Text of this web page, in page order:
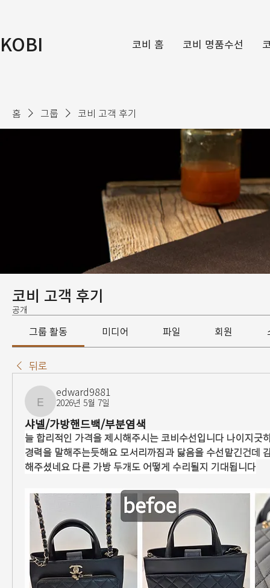
KOBI 코비 홈 코비 명품수선
홈 그룹 코비 고객 후기
코비 고객 후기
공개
그룹 활동 미디어 파일 회원
뒤로
edward9881
edward9881
2026년 5월 7일
샤넬/가방핸드백/부분염색
늘 합리적인 가격을 제시해주시는 코비수선입니다 나이지긋
경력을 말해주는듯해요 모서리까짐과 닳음을 수선맡긴건데
해주셨네요 다른 가방 두개도 어떻게 수리될지 기대됩니다